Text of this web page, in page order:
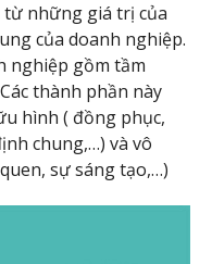
những giá trị của
của doanh nghiệp.
nghiệp gồm tầm
thành phần này
hình ( đồng phục,
chung,…) và vô
sự sáng tạo,…)